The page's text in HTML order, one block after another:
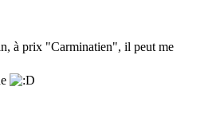
à prix "Carminatien", il peut me